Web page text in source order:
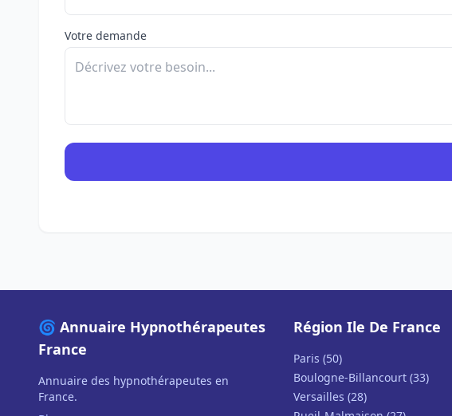
Votre demande
🌀 Annuaire Hypnothérapeutes
France
Annuaire des hypnothérapeutes en
France.
Région Ile De France
Paris (50)
Boulogne-Billancourt (33)
Versailles (28)